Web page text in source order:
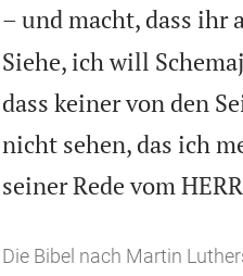
– und macht, dass ihr
Siehe, ich will
dass keiner von den
nicht sehen, das ich
seiner Rede vom
Die Bibel nach Martin